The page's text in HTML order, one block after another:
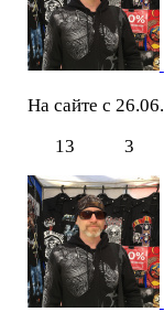
На сайте с
13
3